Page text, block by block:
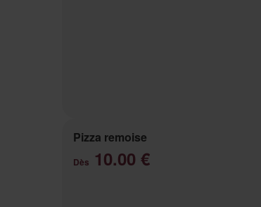
Pizza remoise
Dès 10.00 €